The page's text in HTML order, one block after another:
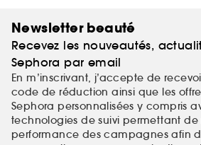
Newsletter beauté
Recevez les nouveautés,
Sephora par email
En m’inscrivant, j’accepte de
code de réduction ainsi que les
Sephora personnalisées y compris
technologies de suivi permettant de
performance des campagnes afin